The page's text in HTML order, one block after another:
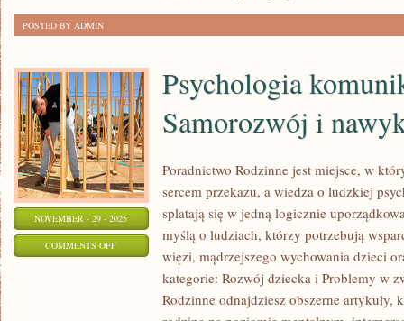
POSTED BY ADMIN
NOVEMBER - 29 - 2025
COMMENTS OFFON
PSYCHOLOGIA
Psychologia
Samorozwój i
Poradnictwo Rodzinne jest miejsce, w
sercem przekazu, a wiedza o ludzkiej
splatają się w jedną logicznie
myślą o ludziach, którzy potrzebują
więzi, mądrzejszego wychowania dzieci
kategorie: Rozwój dziecka i Problemy w
Rodzinne odnajdziesz obszerne artykuły,